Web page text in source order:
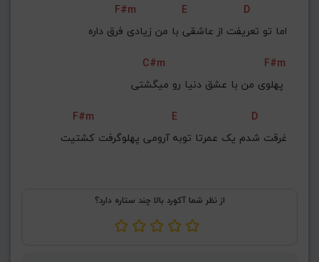
F#m
E
D
اما تو تعریفت از عاشقی با من زیادی فرق داره
C#m
F#m
F#m
E
D
غرقت شدم یک عمرتا توبه آرومی پهلوگرفت کشتیت
از نظر شما آکورد بالا چند ستاره دارد؟